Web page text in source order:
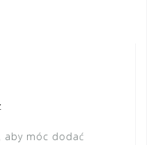
, aby móc dodać